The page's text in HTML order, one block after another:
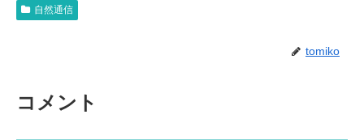
自然通信
tomiko
コメント